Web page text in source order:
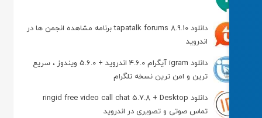
دانلود tapatalk forums 8.9.10 برنامه مشاهده انجمن ها در
اندروید
دانلود igram آیگرام 4.6.0 اندروید + 5.6.0 ویندوز ، سریع
ترین و امن ترین نسخه تلگرام
دانلود ringid free video call chat 5.7.8 + Desktop
تماس صوتی و تصویری در اندروید